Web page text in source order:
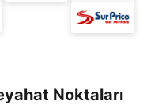
Noktaları